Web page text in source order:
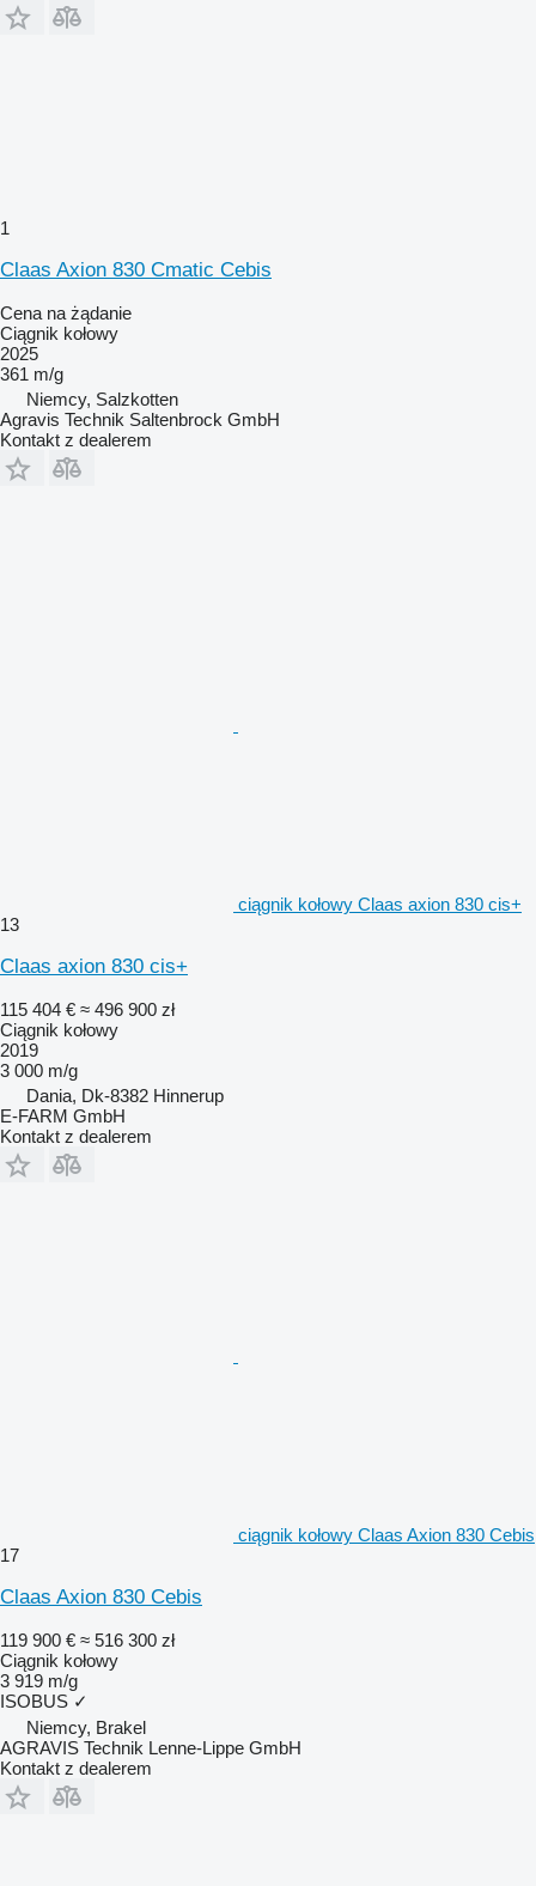
1
Claas Axion 830 Cmatic Cebis
Cena na żądanie
Ciągnik kołowy
2025
361 m/g
Niemcy, Salzkotten
Agravis Technik Saltenbrock GmbH
Kontakt z dealerem
ciągnik kołowy Claas axion 830 cis+
13
Claas axion 830 cis+
115 404 € ≈ 496 900 zł
Ciągnik kołowy
2019
3 000 m/g
Dania, Dk-8382 Hinnerup
E-FARM GmbH
Kontakt z dealerem
ciągnik kołowy Claas Axion 830 Cebis
17
Claas Axion 830 Cebis
119 900 € ≈ 516 300 zł
Ciągnik kołowy
3 919 m/g
ISOBUS ✓
Niemcy, Brakel
AGRAVIS Technik Lenne-Lippe GmbH
Kontakt z dealerem